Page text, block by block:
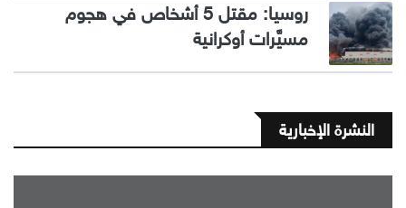
روسيا: مقتل 5 أشخاص في هجوم
مسيَّرات أوكرانية
النشرة الإخبارية